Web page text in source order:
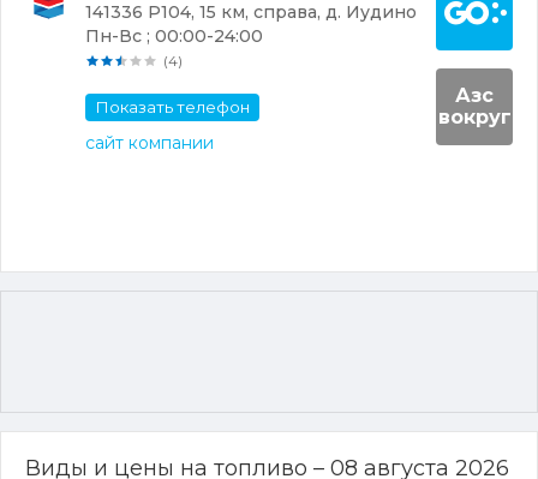
141336 Р104, 15 км, справа, д. Иудино
Пн-Вс ; 00:00-24:00
(4)
Показать телефон
сайт компании
Азс
вокруг
Виды и цены на топливо – 08 августа 2026